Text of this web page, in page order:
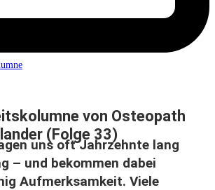
von Osteopath
(Folge 33)
uns oft Jahrzehnte lang
– und bekommen dabei
Aufmerksamkeit. Viele